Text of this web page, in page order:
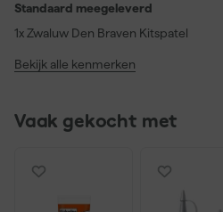
Standaard meegeleverd
1x Zwaluw Den Braven Kitspatel
Bekijk alle kenmerken
Vaak gekocht met